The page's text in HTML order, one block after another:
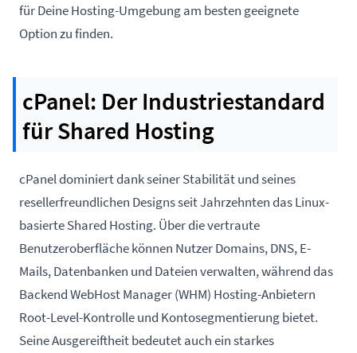
für Deine Hosting-Umgebung am besten geeignete
Option zu finden.
cPanel: Der Industriestandard
für Shared Hosting
cPaneldominiert dank seiner Stabilität und seines
resellerfreundlichen Designs seit Jahrzehnten das Linux-
basierte Shared Hosting. Über die vertraute
Benutzeroberfläche können Nutzer Domains, DNS, E-
Mails, Datenbanken und Dateien verwalten, während das
Backend WebHost Manager (WHM) Hosting-Anbietern
Root-Level-Kontrolle und Kontosegmentierung bietet.
Seine Ausgereiftheit bedeutet auch ein starkes